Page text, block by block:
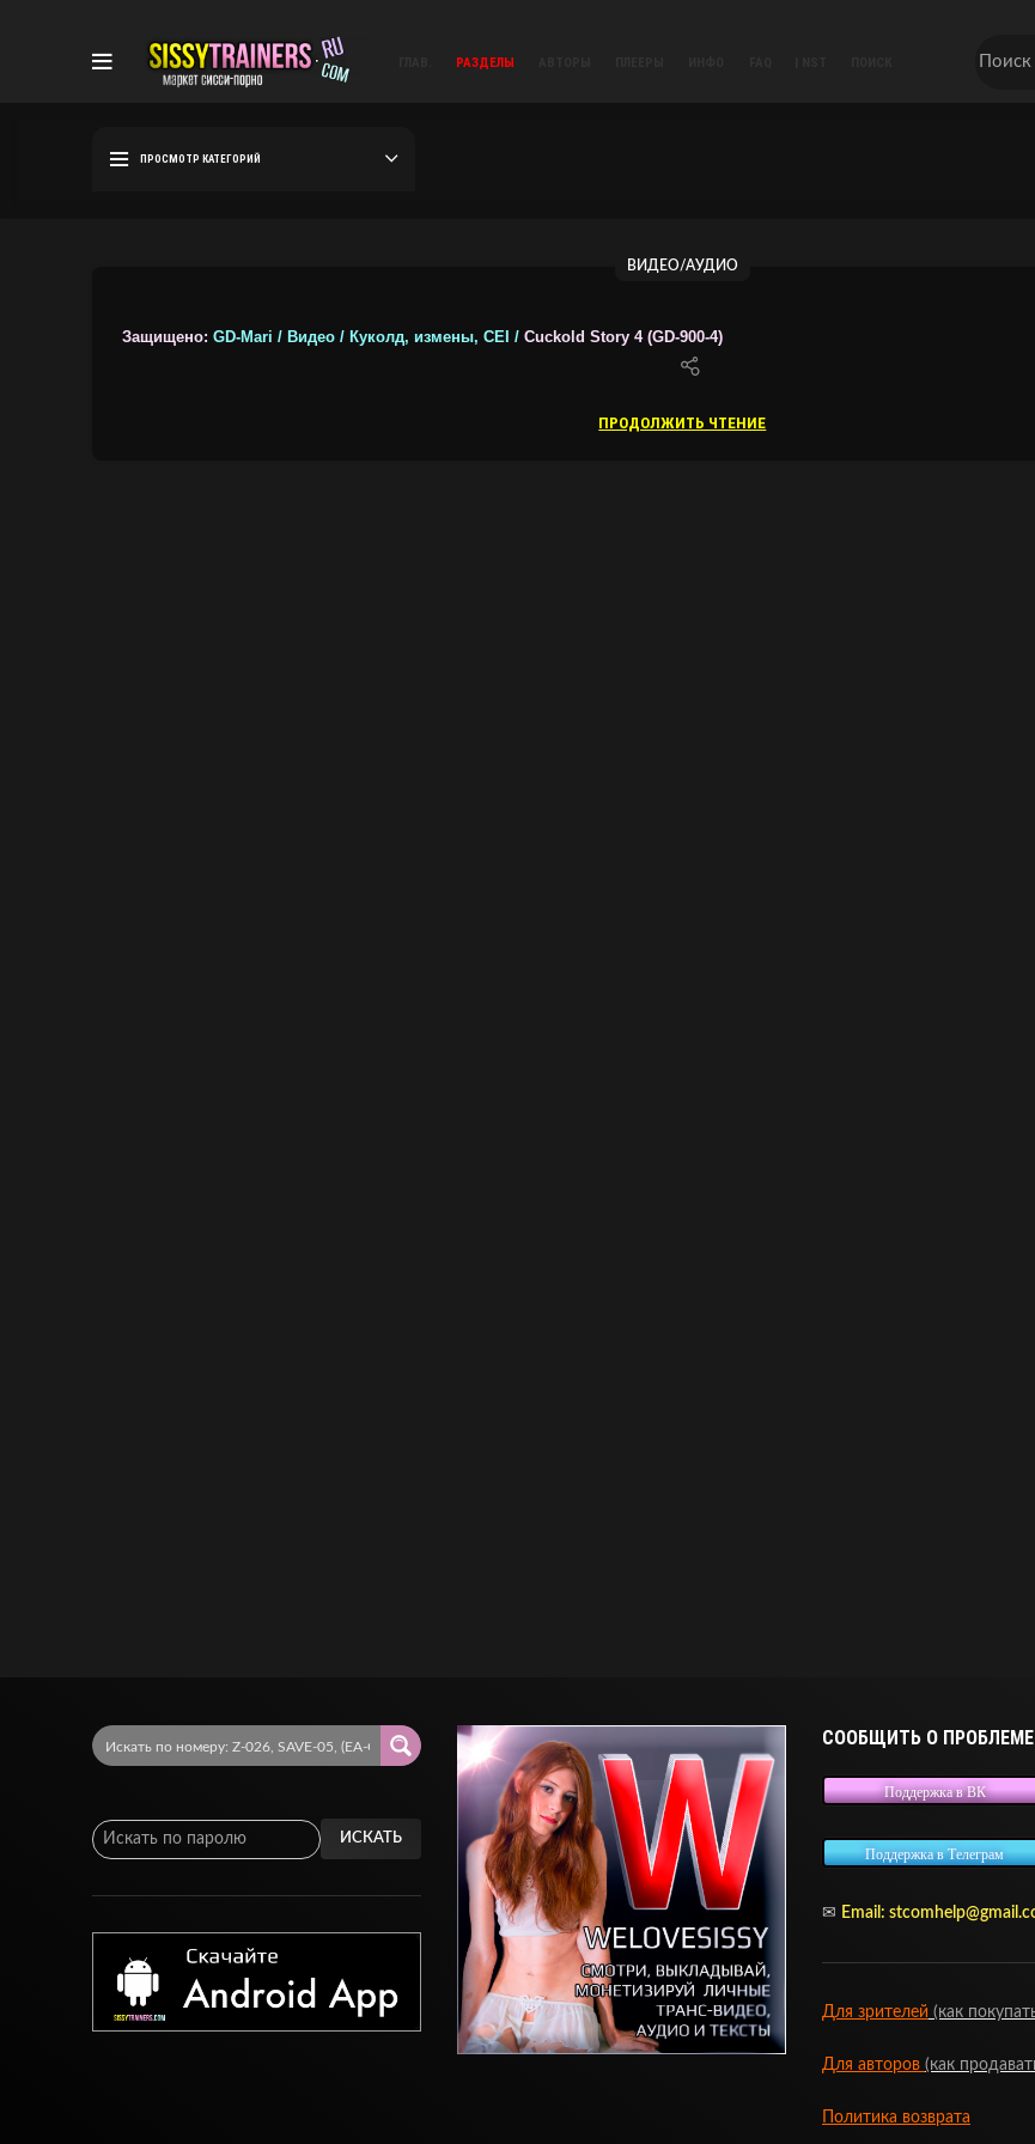
РАЗДЕЛЫ
ПРОСМОТР КАТЕГОРИЙ
ВИДЕО/АУДИО
Защищено: GD-Mari / Видео / Куколд, измены, CEI / Cuckold Story 4 (GD-900-4)
ПРОДОЛЖИТЬ ЧТЕНИЕ
ИСКАТЬ
СООБЩИТЬ О ПРОБЛЕМЕ
Поддержка в ВК
Поддержка в Телеграм
✉ Email:
Для зрителей (как
Для авторов (как
Политика возврата